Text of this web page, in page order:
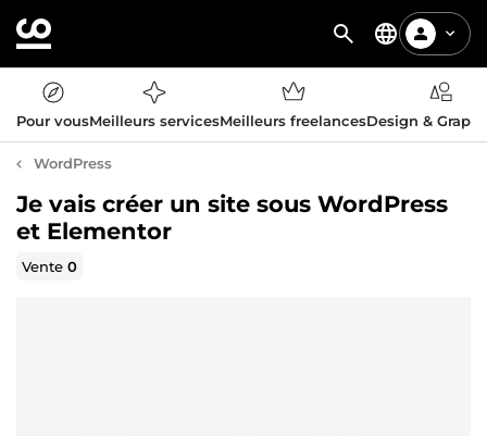
Pour vousMeilleurs servicesMeilleurs freelancesDesign &
WordPress
Je vais créer un site sous WordPress
et Elementor
Vente0